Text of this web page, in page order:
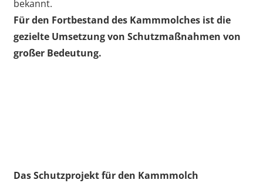
bekannt.
Für den Fortbestand des Kammmolches ist die
gezielte Umsetzung von Schutzmaßnahmen von
großer Bedeutung.
Das Schutzprojekt für den Kammmolch